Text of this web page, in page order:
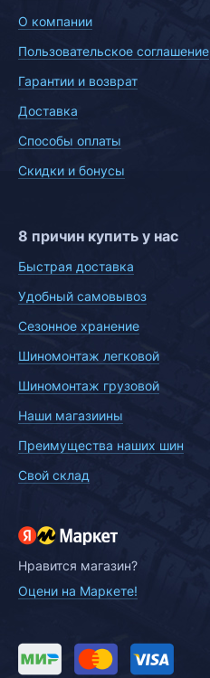
О компании
Пользовательское соглашение
Гарантии и возврат
Доставка
Способы оплаты
Скидки и бонусы
8 причин купить у нас
Быстрая доставка
Удобный самовывоз
Сезонное хранение
Шиномонтаж легковой
Шиномонтаж грузовой
Наши магазиины
Преимущества наших шин
Свой склад
Нравится магазин?
Оцени на Маркете!